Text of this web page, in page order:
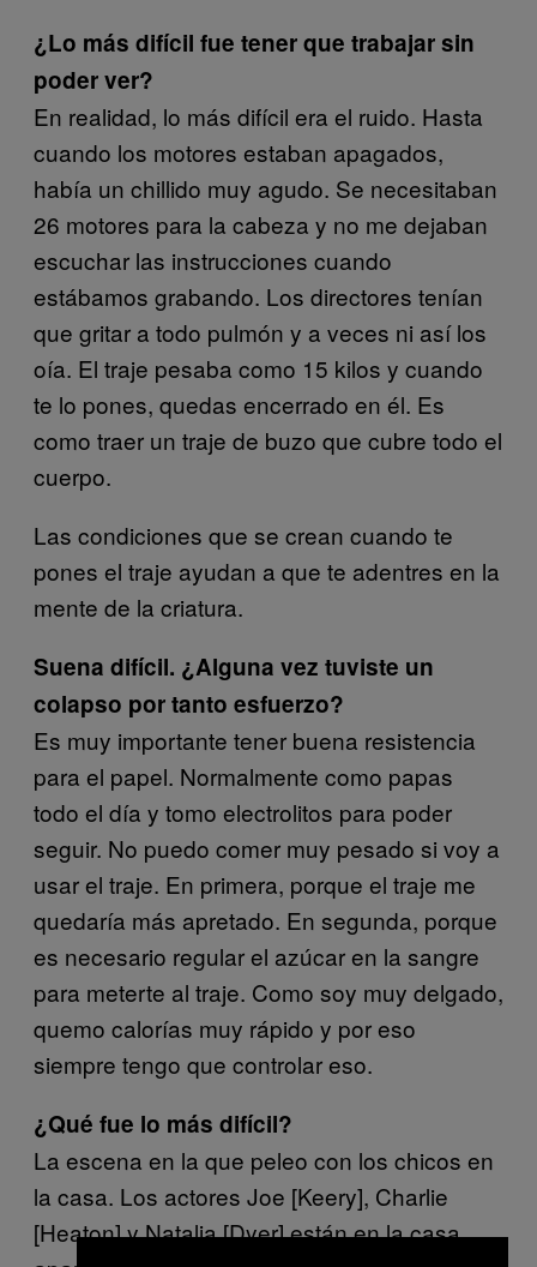
¿Lo más difícil fue tener que trabajar sin
poder ver?
En realidad, lo más difícil era el ruido. Hasta
cuando los motores estaban apagados,
había un chillido muy agudo. Se necesitaban
26 motores para la cabeza y no me dejaban
escuchar las instrucciones cuando
estábamos grabando. Los directores tenían
que gritar a todo pulmón y a veces ni así los
oía. El traje pesaba como 15 kilos y cuando
te lo pones, quedas encerrado en él. Es
como traer un traje de buzo que cubre todo el
cuerpo.
Las condiciones que se crean cuando te
pones el traje ayudan a que te adentres en la
mente de la criatura.
Suena difícil. ¿Alguna vez tuviste un
colapso por tanto esfuerzo?
Es muy importante tener buena resistencia
para el papel. Normalmente como papas
todo el día y tomo electrolitos para poder
seguir. No puedo comer muy pesado si voy a
usar el traje. En primera, porque el traje me
quedaría más apretado. En segunda, porque
es necesario regular el azúcar en la sangre
para meterte al traje. Como soy muy delgado,
quemo calorías muy rápido y por eso
siempre tengo que controlar eso.
¿Qué fue lo más difícil?
La escena en la que peleo con los chicos en
la casa. Los actores Joe [Keery], Charlie
[Heaton] y Natalia [Dyer] están en la casa,